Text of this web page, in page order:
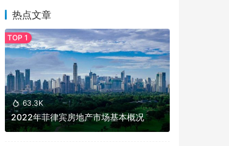
热点文章
63.3K
2022年菲律宾房地产市场基本概况